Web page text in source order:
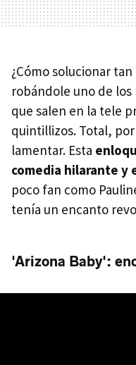
¿Cómo solucionar
robándole uno de los
que salen en la tele
quintillizos. Total,
lamentar. Esta
comedia hilarante y
poco fan como
tenía un encanto
'Arizona Baby':